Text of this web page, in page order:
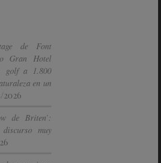
de Font
Gran Hotel
golf a 1.800
en un
2026
de Briten’:
muy